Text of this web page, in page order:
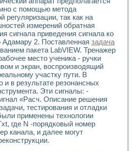
электромагнитных переходных процессов
электрических переходных
контроля сварных швов на базе
контроль с применением
надежности и эффективности систем
и учебные стенды
лабораторного стенда по измерению
лабораторные комплексы для
прибор для исследования нелинейных
виртуальных приборов в процесе
программ ELECTRONICS WORKBENCH-
практикум по дисциплине «Цифровые
практикум по ИНС на основе LabVIEW
практикум по основам теории коммутации
NI LabVIEW для создания
с помощью метода
регуляризации, так как на
измерений обратная
сигнала приведения сигнала ко
Адамару 2. Поставленная задача
пакета LabVIEW. Тренажер
место ученика - ручки
и экран, воспроизводящий
участку пути. В
в результате резонансных
Эти сигналы: -
«Расч. Описание решения
тестирования и отладки
применены технологии
где N -порядковый номер
канала, и далее могут